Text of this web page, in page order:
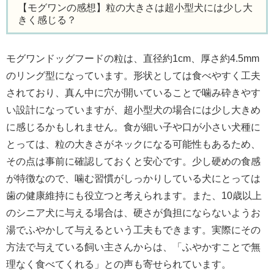
【モグワンの感想】粒の大きさは超小型犬には少し大
きく感じる？
モグワンドッグフードの粒は、直径約1cm、厚さ約4.5mm
のリング型になっています。形状としては食べやすく工夫
されており、真ん中に穴が開いていることで噛み砕きやす
い設計になっていますが、超小型犬の場合には少し大きめ
に感じるかもしれません。食が細い子や口が小さい犬種に
とっては、粒の大きさがネックになる可能性もあるため、
その点は事前に確認しておくと安心です。少し硬めの食感
が特徴なので、噛む習慣がしっかりしている犬にとっては
歯の健康維持にも役立つと考えられます。また、10歳以上
のシニア犬に与える場合は、硬さが負担にならないようお
湯でふやかして与えるという工夫もできます。実際にその
方法で与えている飼い主さんからは、「ふやかすことで無
理なく食べてくれる」との声も寄せられています。